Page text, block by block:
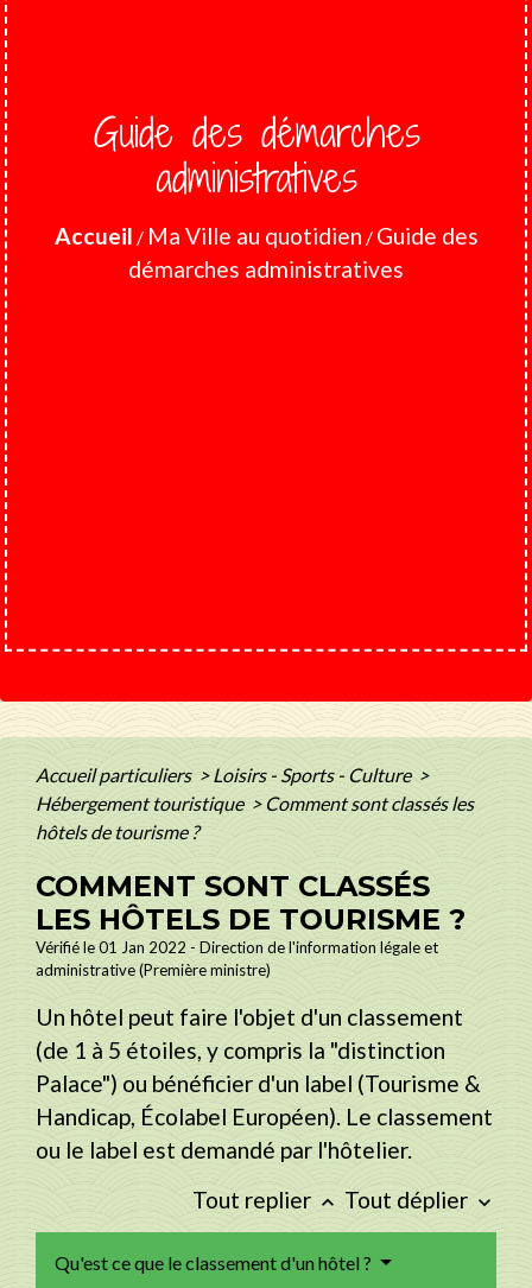
Guide des démarches
administratives
Accueil / Ma Ville au quotidien / Guide des
démarches administratives
Accueil particuliers > Loisirs - Sports - Culture >
Hébergement touristique > Comment sont classés les
hôtels de tourisme ?
COMMENT SONT CLASSÉS
LES HÔTELS DE TOURISME ?
Vérifié le 01 Jan 2022 - Direction de l'information légale et
administrative (Première ministre)
Un hôtel peut faire l'objet d'un classement
(de 1 à 5 étoiles, y compris la "distinction
Palace") ou bénéficier d'un label (Tourisme &
Handicap, Écolabel Européen). Le classement
ou le label est demandé par l'hôtelier.
Tout replier keyboard_arrow_up Tout déplier keyboard_arrow_down
Qu'est ce que le classement d'un hôtel ?